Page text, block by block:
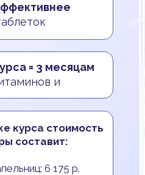
курса стоимость
составит:
6 175 р.
= 3 месяцам
и